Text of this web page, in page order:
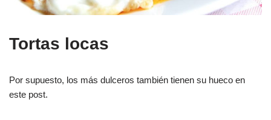
Tortas locas
Por supuesto, los más dulceros también tienen su hueco en
este post.